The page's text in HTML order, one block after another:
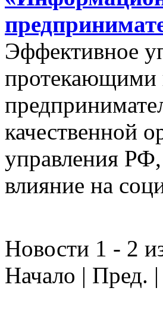
Эффективное
протекающими
качественной
управления РФ,
влияние на
Новости 1 - 2
Начало | Пред. |